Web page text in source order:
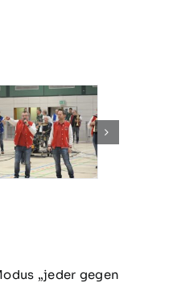
„jeder gegen